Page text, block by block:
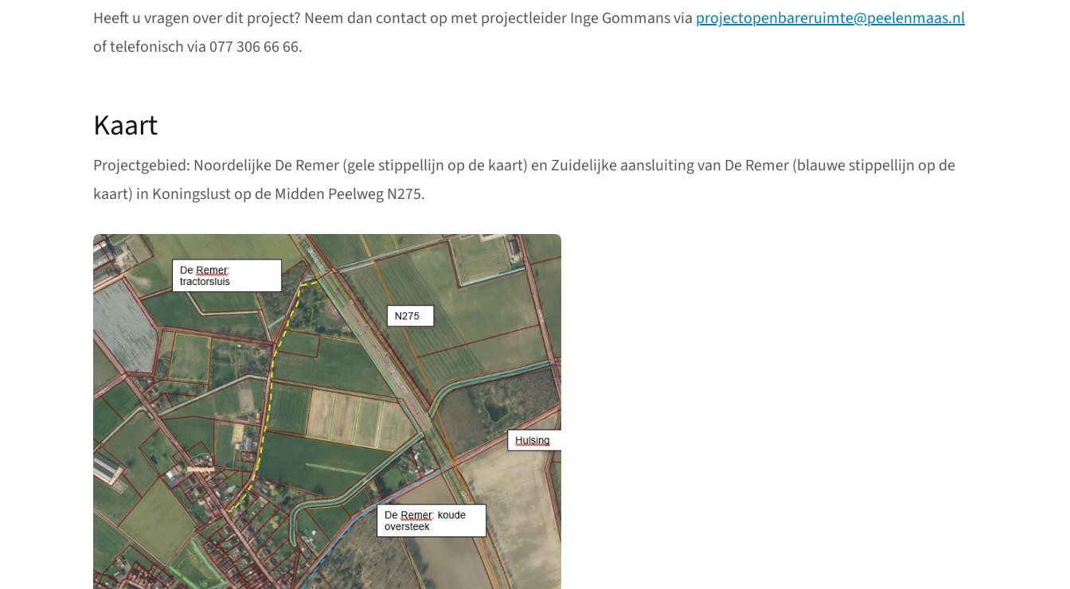
Heeft u vragen over dit project? Neem dan contact op met projectleider Inge Gommans via projectopenbareruimte@peelenmaas.nl
of telefonisch via 077 306 66 66.
Kaart
Projectgebied: Noordelijke De Remer (gele stippellijn op de kaart) en Zuidelijke aansluiting van De Remer (blauwe stippellijn op de
kaart) in Koningslust op de Midden Peelweg N275.